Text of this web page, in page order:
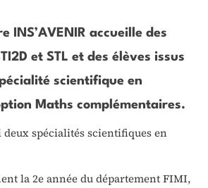
accueille des
et STL et des élèves issus
scientifique en
Maths complémentaires.
spécialités scientifiques en
la 2e année du département FIMI,